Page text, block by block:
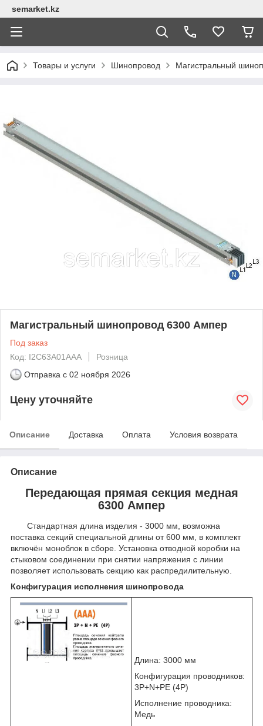
semarket.kz
Товары и услуги Шинопровод Магистральный
Магистральный шинопровод 6300 Ампер
Под заказ
Код: I2C63A01AAA
Розница
Отправка с 02 ноября 2026
Цену уточняйте
Описание Доставка Оплата Условия возврата
Описание
Передающая прямая секция медная
6300 Ампер
Стандартная длина изделия - 3000 мм, возможна
поставка секций специальной длины от 600 мм, в комплект
включён моноблок в сборе. Установка отводной коробки на
стыковом соединении при снятии напряжения с линии
позволяет использовать секцию как распредилительную.
Конфигурация исполнения шинопровода
Длина: 3000 мм
Конфигурация проводников:
3Р+N+PE (4P)
Исполнение проводника:
Медь